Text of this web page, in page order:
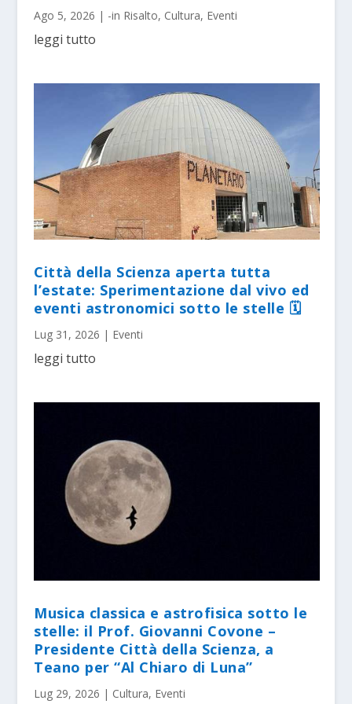
Ago 5, 2026 | -in Risalto, Cultura, Eventi
leggi tutto
Città della Scienza aperta tutta
l’estate: Sperimentazione dal vivo ed
eventi astronomici sotto le stelle 🗓
Lug 31, 2026 | Eventi
leggi tutto
Musica classica e astrofisica sotto le
stelle: il Prof. Giovanni Covone –
Presidente Città della Scienza, a
Teano per “Al Chiaro di Luna”
Lug 29, 2026 | Cultura, Eventi